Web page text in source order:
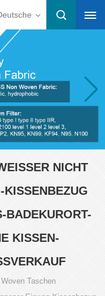
NICHT G
F
N
KISSEN-A
Woven Taschen